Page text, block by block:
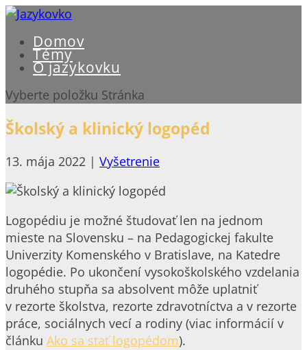
Domov
Témy
O jazykovku
Vyberte položku Stránka
Školský a klinický logopéd
13. mája 2022 | Vyšetrenie
Logopédiu je možné študovať len na jednom
mieste na Slovensku – na Pedagogickej fakulte
Univerzity Komenského v Bratislave, na Katedre
logopédie. Po ukončení vysokoškolského vzdelania
druhého stupňa sa absolvent môže uplatniť
v rezorte školstva, rezorte zdravotníctva a v rezorte
práce, sociálnych vecí a rodiny (viac informácií v
článku Ako sa stať logopédom).